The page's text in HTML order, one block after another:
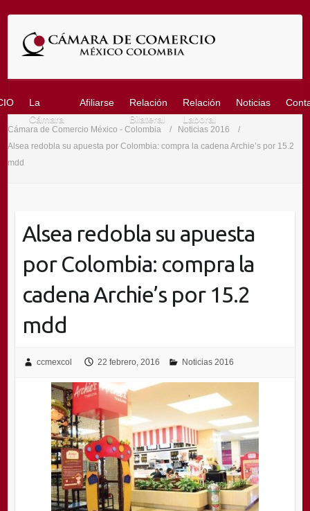
contenido
La
Cámara
Afiliarse
Relación
Bilateral
Relación
Laboral
Noticias
Cámara de Comercio México - Colombia
Noticias 2016
Alsea redobla su apuesta por Colombia: compra la cadena Archie’s por 15.2
mdd
Alsea redobla su apuesta
por Colombia: compra la
cadena Archie’s por 15.2
mdd
ccmexcol 22 febrero, 2016 Noticias 2016